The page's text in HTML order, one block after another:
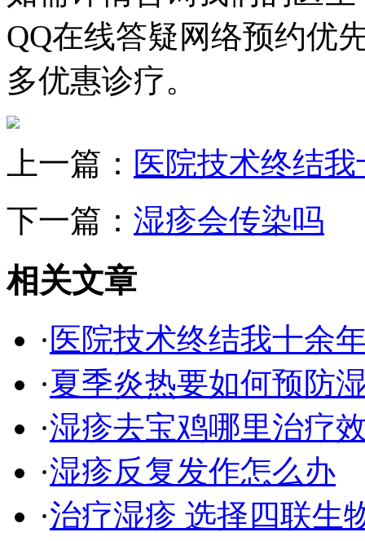
QQ在线答疑网络预约优
多优惠诊疗。
上一篇： 医院技术终结
下一篇： 湿疹会传染吗
相关文章
· 医院技术终结我十余
·夏季炎热要如何预防
·湿疹去宝鸡哪里治疗
·湿疹反复发作怎么办
·治疗湿疹 选择四联生